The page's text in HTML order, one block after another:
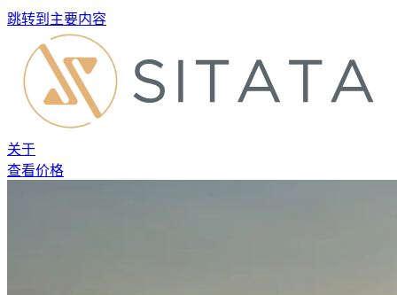
跳转到主要内容
关于
查看价格